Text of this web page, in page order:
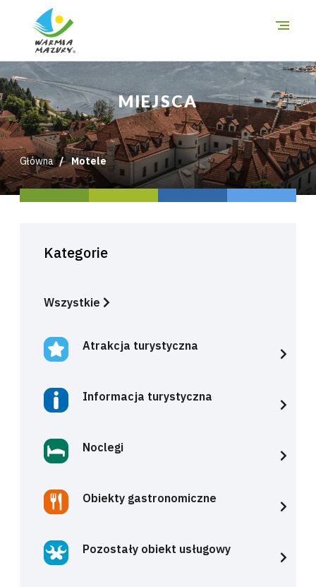
O szlakach
Miejsca
Trasy
i wycieczki
Mapa
MIEJSCA
Główna Motele
Kategorie
Wszystkie
Atrakcja turystyczna
Informacja turystyczna
Noclegi
Obiekty gastronomiczne
Pozostały obiekt usługowy